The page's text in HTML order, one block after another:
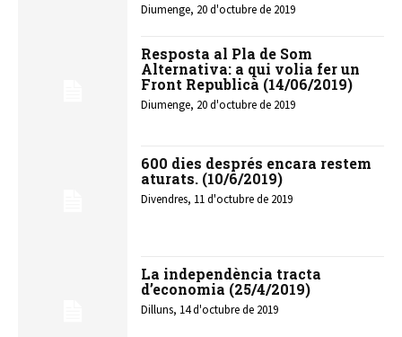
Diumenge, 20 d'octubre de 2019
Resposta al Pla de Som
Alternativa: a qui volia fer un
Front Republicà (14/06/2019)
Diumenge, 20 d'octubre de 2019
600 dies després encara restem
aturats. (10/6/2019)
Divendres, 11 d'octubre de 2019
La independència tracta
d’economia (25/4/2019)
Dilluns, 14 d'octubre de 2019